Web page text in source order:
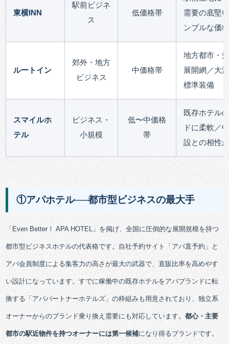
東横INN
駅前ビジネ
ス
低価格帯
需要の底堅
ンプルな価
ルートイン
郊外・地方
ビジネス
中価格帯
地方都市・
展開網／大
標準装備
スマイルホ
テル
ビジネス・
小規模
低〜中価格
帯
既存ホテル
ドに柔軟／
設との相性
①アパホテル──都市型ビジネスの最大手
「Even Better！ APA HOTEL」を掲げ、全国に圧倒的な展開規模を持つ
都市型ビジネスホテルの代表格です。自社予約サイト「アパ直予約」と
アパ会員制度による集客力の高さが最大の武器で、直販比率を高めやす
い設計になっています。すでに稼働中の既存ホテルをアパブランドに転
換する「アパパートナーホテルズ」の枠組みも用意されており、独立系
オーナーからのブランド乗り換え需要にも対応しています。都心・主要
都市の駅近物件を持つオーナーには第一候補になり得るブランドです。